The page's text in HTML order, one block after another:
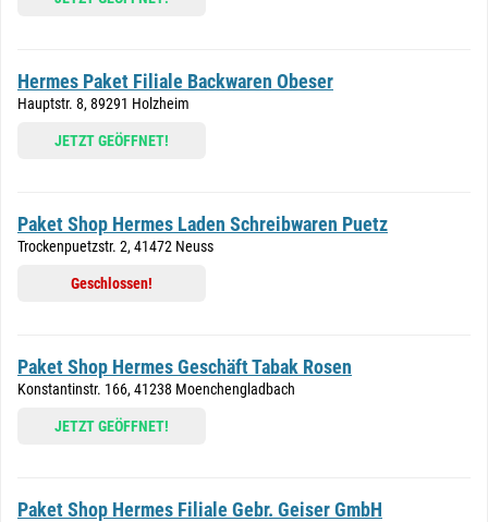
Hermes Paket Filiale Backwaren Obeser
Hauptstr. 8, 89291 Holzheim
JETZT GEÖFFNET!
Paket Shop Hermes Laden Schreibwaren Puetz
Trockenpuetzstr. 2, 41472 Neuss
Geschlossen!
Paket Shop Hermes Geschäft Tabak Rosen
Konstantinstr. 166, 41238 Moenchengladbach
JETZT GEÖFFNET!
Paket Shop Hermes Filiale Gebr. Geiser GmbH